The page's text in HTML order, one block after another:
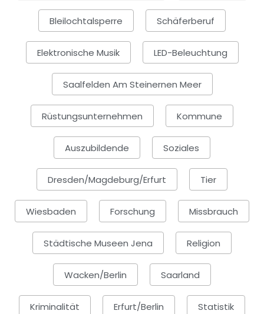
Bleilochtalsperre Schäferberuf
Elektronische Musik LED-Beleuchtung
Saalfelden Am Steinernen Meer
Rüstungsunternehmen Kommune
Auszubildende Soziales
Dresden/Magdeburg/Erfurt Tier
Wiesbaden Forschung Missbrauch
Städtische Museen Jena Religion
Wacken/Berlin Saarland
Kriminalität Erfurt/Berlin Statistik